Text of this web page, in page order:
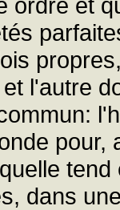
l'autre
dans